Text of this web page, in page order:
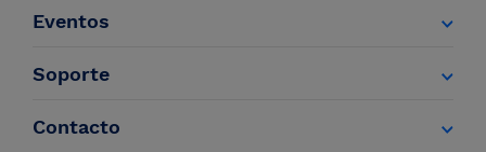
Eventos
Soporte
Contacto